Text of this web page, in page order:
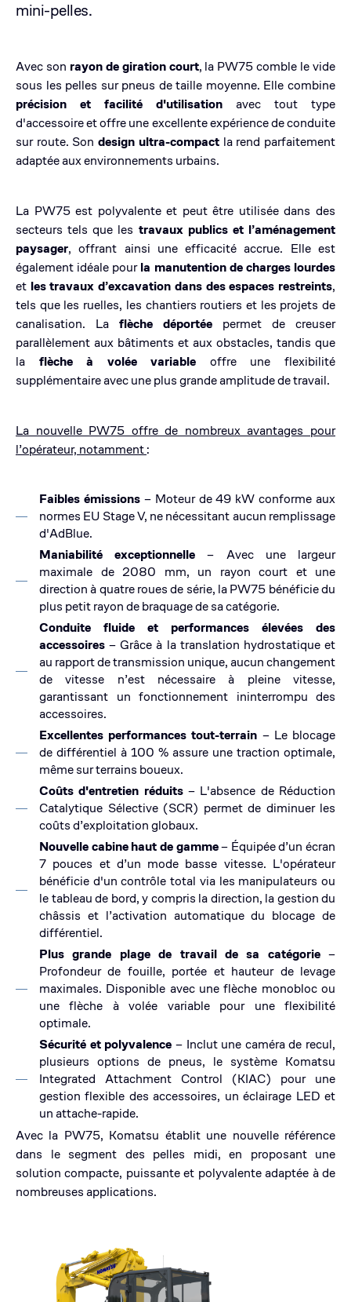
mini-pelles.
Avec son rayon de giration court, la PW75 comble le vide
sous les pelles sur pneus de taille moyenne. Elle combine
précision et facilité d'utilisation avec tout type
d'accessoire et offre une excellente expérience de conduite
sur route. Sondesign ultra-compactla rend parfaitement
adaptée aux environnements urbains.
La PW75 est polyvalente et peut être utilisée dans des
secteurs tels que les travaux publics et l’aménagement
paysager, offrant ainsi une efficacité accrue. Elle est
également idéale pourla manutention de charges lourdes
et les travaux d’excavation dans des espaces restreints,
tels que les ruelles, les chantiers routiers et les projets de
canalisation. La flèche déportée permet de creuser
parallèlement aux bâtiments et aux obstacles, tandis que
la flèche à volée variable offre une flexibilité
supplémentaire avec une plus grande amplitude de travail.
La nouvelle PW75 offre de nombreux avantages pour
l’opérateur, notamment:
Faibles émissions– Moteur de 49 kW conforme aux
normes EU Stage V, ne nécessitant aucun remplissage
d'AdBlue.
Maniabilité exceptionnelle – Avec une largeur
maximale de 2080 mm, un rayon court et une
direction à quatre roues de série, la PW75 bénéficie du
plus petit rayon de braquage de sa catégorie.
Conduite fluide et performances élevées des
accessoires – Grâce à la translation hydrostatique et
au rapport de transmission unique, aucun changement
de vitesse n’est nécessaire à pleine vitesse,
garantissant un fonctionnement ininterrompu des
accessoires.
Excellentes performances tout-terrain – Le blocage
de différentiel à 100 % assure une traction optimale,
même sur terrains boueux.
Coûts d'entretien réduits– L'absence de Réduction
Catalytique Sélective (SCR) permet de diminuer les
coûts d’exploitation globaux.
Nouvelle cabine haut de gamme– Équipée d’un écran
7 pouces et d’un mode basse vitesse. L'opérateur
bénéficie d'un contrôle total via les manipulateurs ou
le tableau de bord, y compris la direction, la gestion du
châssis et l’activation automatique du blocage de
différentiel.
Plus grande plage de travail de sa catégorie–
Profondeur de fouille, portée et hauteur de levage
maximales. Disponible avec une flèche monobloc ou
une flèche à volée variable pour une flexibilité
optimale.
Sécurité et polyvalence – Inclut une caméra de recul,
plusieurs options de pneus, le système Komatsu
Integrated Attachment Control (KIAC) pour une
gestion flexible des accessoires, un éclairage LED et
un attache-rapide.
Avec la PW75, Komatsu établit une nouvelle référence
dans le segment des pelles midi, en proposant une
solution compacte, puissante et polyvalente adaptée à de
nombreuses applications.